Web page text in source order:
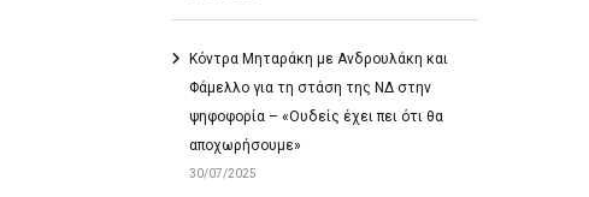
Κόντρα Μηταράκη με Ανδρουλάκη και
Φάμελλο για τη στάση της ΝΔ στην
ψηφοφορία – «Ουδείς έχει πει ότι θα
αποχωρήσουμε»
30/07/2025